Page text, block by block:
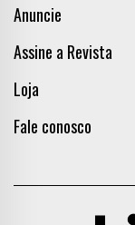
Anuncie
Assine a Revista
Loja
Fale conosco